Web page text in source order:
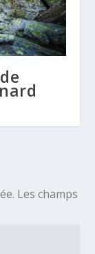
Les champs